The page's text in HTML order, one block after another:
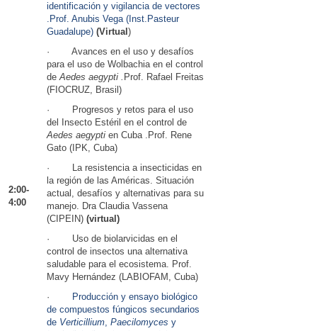
2:00-
4:00
identificación y vigilancia de vectores
.Prof. Anubis Vega (Inst.Pasteur
Guadalupe) (Virtual )
· Avances en el uso y desafíos
para el uso de Wolbachia en el control
deAedes aegypti . Prof. Rafael Freitas
(FIOCRUZ, Brasil)
· Progresos y retos para el uso
del Insecto Estéril en el control de
Aedes aegypti en Cuba .Prof. Rene
Gato (IPK, Cuba)
· La resistencia a insecticidas en
la región de las Américas. Situación
actual, desafíos y alternativas para su
manejo. Dra Claudia Vassena
(CIPEIN) (virtual)
· Uso de biolarvicidas en el
control de insectos una alternativa
saludable para el ecosistema. Prof.
Mavy Hernández (LABIOFAM, Cuba)
·
Producción y ensayo biológico
de compuestos fúngicos secundarios
de Verticillium, Paecilomyces y